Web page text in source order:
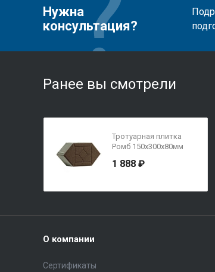
Нужна
консультация?
Ранее вы смотрели
Тротуарная плитка
Ромб 150х300х80мм
1 888 ₽
О компании
Сертификаты